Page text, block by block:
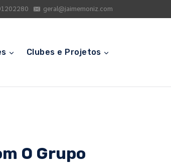
geral@jaimemoniz.com
Clubes e Projetos
O Grupo